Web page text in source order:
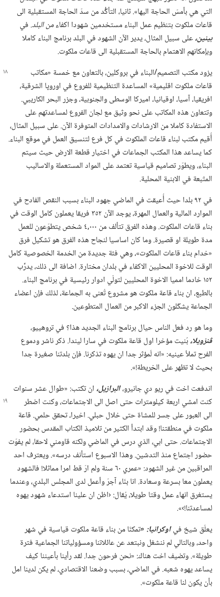
التي هي بأمسّ الحاجة اليها».‏ ثانيا،‏ التأكُّد من سدّ الحاجة المستقبلية الى
قاعات ملكوت بتنظيم عمل البناء مستخدمين شهودا اكفاءمن البلد.‏ في
بينين،‏على سبيل المثال،‏ يدير الآن الشهود في البلد برنامج البناء كاملا
وبإمكانهم الاهتمام بالحاجة المستقبلية الى قاعات ملكوت.‏
يزود مكتب التصميم/‏البناء في بروكلين،‏ بالتعاون مع خمسة «مكاتب
قاعات ملكوت اقليمية» المساعدة التنظيمية للفروع في اوروپا الشرقية،‏
افريقيا،‏ آسيا،‏ اوقيانيا،‏ اميركا الوسطى والجنوبية،‏ وجزر البحر الكاريبي.‏
وتتعاون هذه المكاتب على نحو وثيق مع لجان الفروع لمساعدتهم على
الاستفادة كاملا من الارشادات والامدادات المتوفرة الآن.‏ على سبيل المثال،‏
أُقيم مكتب لبناء قاعات الملكوت في كل فرع لتنسيق العمل في موقع البناء.‏
كما يساعد هذا المكتب الجماعات في اختيار قطعة الارض حيث سيتم
البناء،‏ ويطوّر تصاميم قياسية تعتمد على المواد المستعملة والاساليب
المتّبعة في الابنية المحلية.‏
في ٩٢ بلدا حيث أُعيقت في الماضي جهود البناء بسبب النقص الفادح في
الموارد المالية والعمال المهرة،‏ يوجد الآن ٣٥٢ فريقا يعملون كامل الوقت في
بناء قاعات الملكوت.‏ وهذه الفرق تتألف من ٠٠٠‏,٤ شخص يتطوّعون للعمل
مدة طويلة او قصيرة.‏ وما كان اساسيا لنجاح هذه الفرق هو تشكيل فرق
«خدام بناء قاعات الملكوت»،‏ وهي فئة جديدة من الخدمة الخصوصية كامل
الوقت للاخوة المحليين الاكفاء في بلدان مختارة.‏ اضافة الى ذلك،‏ يدرِّب
١٥٢ خادما امميا الاخوة المحليين لتولّي ادوار رئيسية في برنامج البناء.‏
بالطبع،‏ ان بناء قاعة ملكوت هو مشروع تُعنى به الجماعة،‏ لذلك فإن اعضاء
الجماعة يشكّلون الجزء الاكبر من العمال المتطوعين.‏
وما هو رد فعل الناس حيال برنامج البناء الجديد هذا؟‏ في تروهييو،‏
ڤنزويلا،‏بُنيت مؤخرا اول قاعة ملكوت في سارا ليندا.‏ ذكر ناشر ودموع
الفرح تملأ عينيه:‏ «انه لَمؤثر جدا ان يهوه تذكرنا.‏ فإن بلدتنا صغيرة جدا
بحيث لا تظهر على الخريطة!‏».‏
اندفعت اخت في ريو دي جانيرو،‏البرازيل،‏ ان تكتب:‏ «طوال عشر سنوات
كنت امشي اربعة كيلومترات حتى اصل الى الاجتماعات،‏وكنت اضطر
الى العبور على جسر للمشاة حتى خلال حبلي.‏ اخيرا،‏ تحقق حلمي.‏ قاعة
ملكوت في منطقتنا!‏ وقد ابتدأ الكثير من تلاميذ الكتاب المقدس بحضور
الاجتماعات.‏ حتى ابي،‏ الذي درس في الماضي ولكنه قاومني لاحقا،‏ لم يفوّت
حضور اجتماع منذ التدشين.‏ وهذا الاسبوع استأنف درسه».‏ ويعترف احد
المراقبين من غير الشهود:‏ «عمري ٦٠ سنة ولم ارَ قط امرا مماثلا!‏ فالشهود
يعملون معا بسرعة وسعادة.‏ انا بنّاء آجرّ وأعمل لدى المجلس البلدي،‏ وعندما
يستغرق انهاء عمل وقتا طويلا،‏ يُقال:‏ ‹اظن ان علينا استدعاء شهود يهوه
لمساعدتنا!‏›».‏
يعلّق شيخ فياوكرانيا:‏ «‏تمكنّا من بناء قاعة ملكوت قياسية في شهر
واحد،‏ وبالتالي لم ننشغل ونبتعد عن عائلاتنا ومسؤولياتنا الجماعية فترة
طويلة».‏ وتضيف اخت هناك:‏ «نحن فرحون جدا.‏ لقد رأينا بأعيننا كيف
يساعد يهوه شعبه.‏ في الماضي،‏ بسبب وضعنا الاقتصادي،‏ لم يكن لدينا امل
بأن يكون لنا قاعة ملكوت».‏